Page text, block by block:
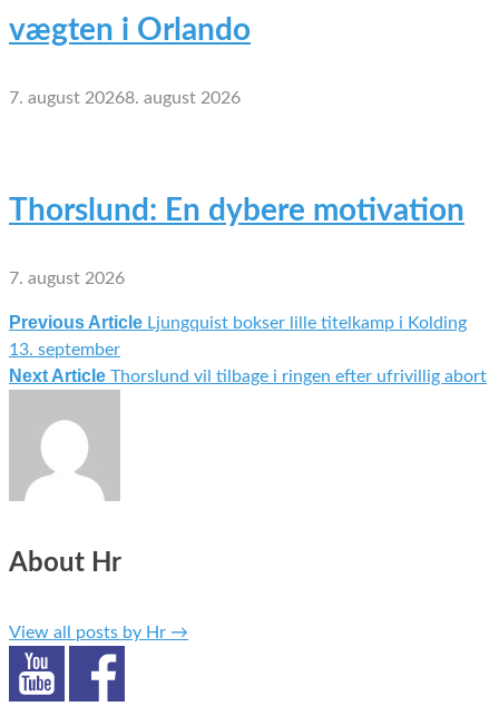
vægten i Orlando
7. august 20268. august 2026
Thorslund: En dybere motivation
7. august 2026
Indlægsnavigation
Previous Article Ljungquist bokser lille titelkamp i Kolding
13. september
Next Article Thorslund vil tilbage i ringen efter ufrivillig abort
About Hr
View all posts by Hr →